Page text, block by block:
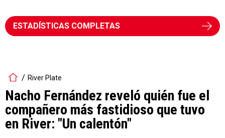
ESTADÍSTICAS COMPLETAS
River Plate
Nacho Fernández reveló quién fue el
compañero más fastidioso que tuvo
en River: "Un calentón"